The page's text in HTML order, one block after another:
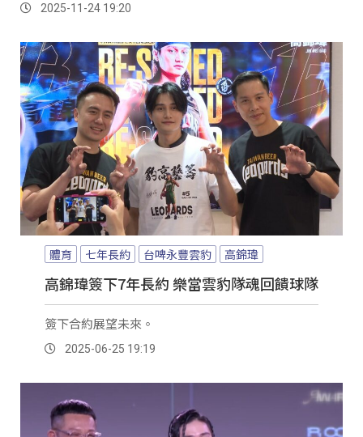
2025-11-24 19:20
體育 七年長約 台啤永豐雲豹 高錦瑋
高錦瑋簽下7年長約 樂當雲豹隊魂回饋球隊
簽下合約展望未來。
2025-06-25 19:19